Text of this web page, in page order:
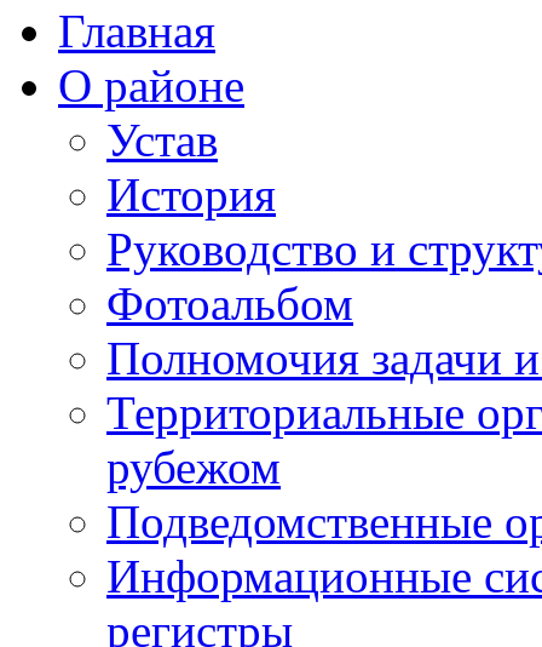
Главная
О районе
Устав
История
Руководство и
Фотоальбом
Полномочия задачи
Территориальные
рубежом
Подведомственные
Информационные
регистры